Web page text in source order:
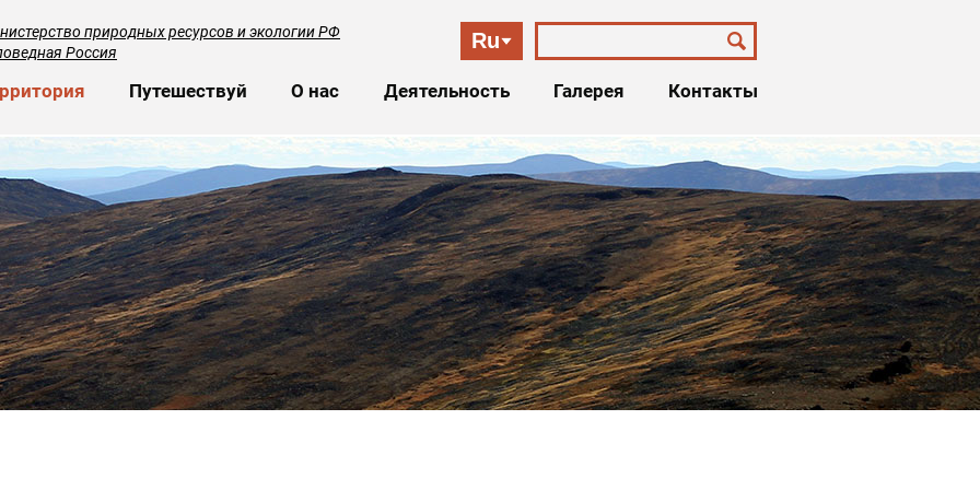
природных ресурсов и экологии РФ
Россия
Ru
навигация
Путешествуй О нас Деятельность Галерея Контакты